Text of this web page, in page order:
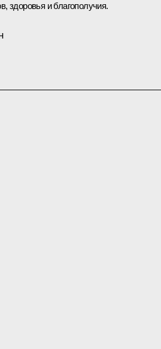
здоровья и благополучия.